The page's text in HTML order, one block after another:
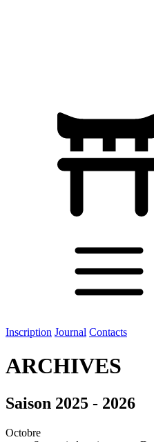
Inscription Journal Contacts
ARCHIVES
Saison 2025 - 2026
Octobre